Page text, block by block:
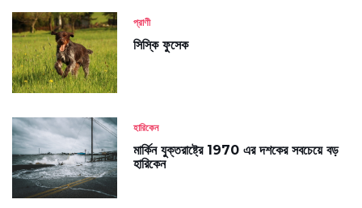
প্রাণী
সিস্কি ফুসেক
হারিকেন
মার্কিন যুক্তরাষ্ট্রে 1970 এর দশকের সবচেয়ে বড়
হারিকেন